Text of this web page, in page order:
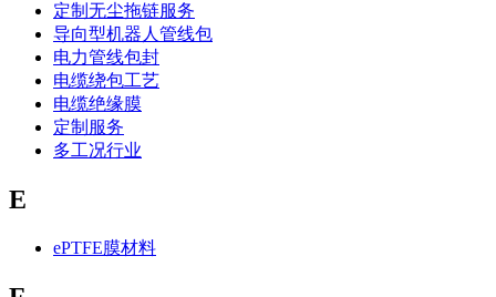
定制无尘拖链服务
导向型机器人管线包
电力管线包封
电缆绕包工艺
电缆绝缘膜
定制服务
多工况行业
E
ePTFE膜材料